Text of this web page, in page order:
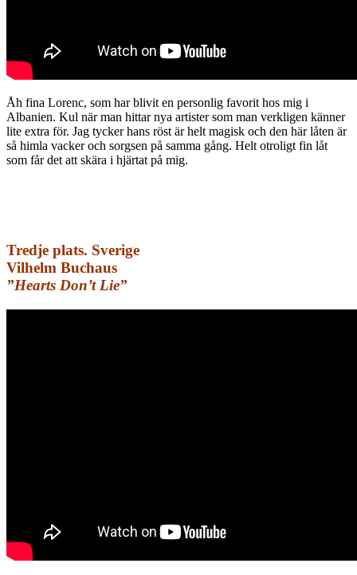
Åh fina Lorenc, som har blivit en personlig favorit hos mig i
Albanien. Kul när man hittar nya artister som man verkligen känner
lite extra för. Jag tycker hans röst är helt magisk och den här låten är
så himla vacker och sorgsen på samma gång. Helt otroligt fin låt
som får det att skära i hjärtat på mig.
Tredje plats. Sverige
Vilhelm Buchaus
”Hearts Don’t Lie”